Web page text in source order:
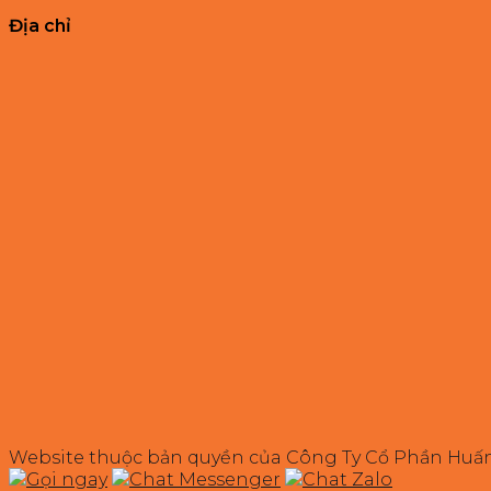
Địa chỉ
Website thuộc bản quyền của Công Ty Cổ Phần
Gọi ngay
Chat Messenger Chat Zalo